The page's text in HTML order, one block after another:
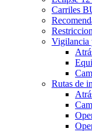
Carriles
Vigilancia
Rutas de